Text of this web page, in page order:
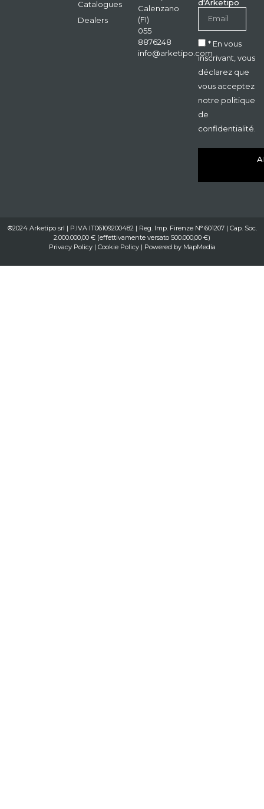
Catalogues
Dealers
Calenzano
(FI)
055
8876248
info@arketipo.com
d'Arketipo
* En vous
inscrivant, vous
déclarez que
vous acceptez
notre politique
de
confidentialité.
®2024 Arketipo srl | P.IVA IT06109200482 | Reg. Imp. Firenze N° 601207 | Cap. Soc.
2.000.000,00 € (effettivamente versato 500.000,00 €)
Privacy Policy| Cookie Policy| Powered by MapMedia